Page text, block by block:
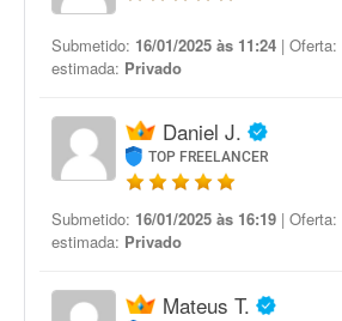
Submetido: 16/01/2025 às 11:24 | Oferta:
estimada: Privado
Daniel J.
TOP FREELANCER
Submetido: 16/01/2025 às 16:19 | Oferta:
estimada: Privado
Mateus T.